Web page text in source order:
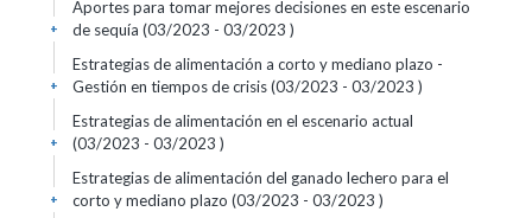
Aportes para tomar mejores decisiones en este escenario
de sequía (03/2023 - 03/2023 )
+
Estrategias de alimentación a corto y mediano plazo -
Gestión en tiempos de crisis (03/2023 - 03/2023 )
+
Estrategias de alimentación en el escenario actual
(03/2023 - 03/2023 )
+
Estrategias de alimentación del ganado lechero para el
corto y mediano plazo (03/2023 - 03/2023 )
+